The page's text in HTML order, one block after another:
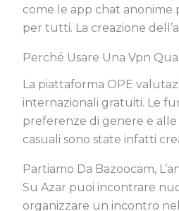
come le app chat anonime
per tutti. La creazione
Perché Usare Una Vpn
La piattaforma OPE
internazionali gratuiti. Le
preferenze di genere e alle
casuali sono state infatti
Partiamo Da Bazoocam,
Su Azar puoi incontrare
organizzare un incontro